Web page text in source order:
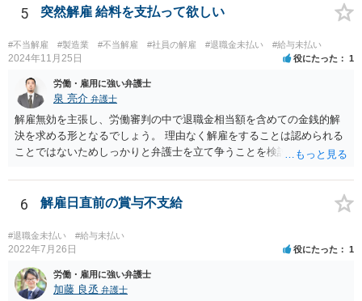
母様には一時所得として課税される可能性もありますから、事前に税
5 突然解雇 給料を支払って欲しい
#不当解雇 #製造業 #不当解雇 #社員の解雇 #退職金未払い #給与未払い
2024年11月25日 役にたった 1
労働・雇用に強い弁護士
泉 亮介 弁護士
解雇無効を主張し、労働審判の中で退職金相当額を含めての金銭的解
決を求める形となるでしょう。 理由なく解雇をすることは認められる
ことではないためしっかりと弁護士を立て争うことを検討されて良い
6 解雇日直前の賞与不支給
#退職金未払い #給与未払い
2022年7月26日 役にたった 1
労働・雇用に強い弁護士
加藤 良丞 弁護士